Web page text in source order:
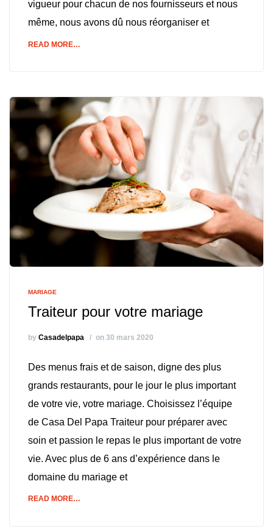
vigueur pour chacun de nos fournisseurs et nous
même, nous avons dû nous réorganiser et
READ MORE…
MARIAGE
Traiteur pour votre mariage
by Casadelpapa on 30 mars 2020
Des menus frais et de saison, digne des plus
grands restaurants, pour le jour le plus important
de votre vie, votre mariage. Choisissez l’équipe
de Casa Del Papa Traiteur pour préparer avec
soin et passion le repas le plus important de votre
vie. Avec plus de 6 ans d’expérience dans le
domaine du mariage et
READ MORE…